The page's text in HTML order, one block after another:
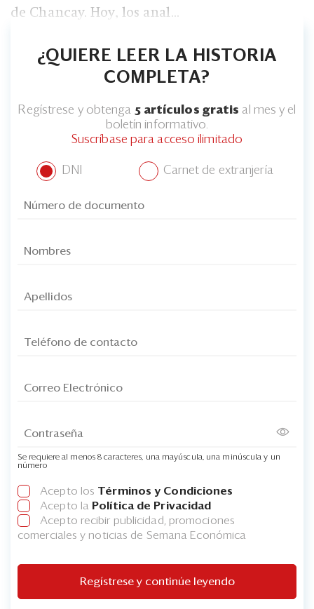
de Chancay. Hoy, los anal...
¿QUIERE LEER LA HISTORIA
COMPLETA?
Regístrese y obtenga 5 artículos gratis al mes y el
boletín informativo.
Suscríbase para acceso ilimitado
DNI Carnet de extranjería
Se requiere al menos 8 caracteres, una mayúscula, una minúscula y un
número
Acepto los Términos y Condiciones
Acepto la Política de Privacidad
Acepto recibir publicidad, promociones
comerciales y noticias de Semana Económica
Regístrese y continúe leyendo